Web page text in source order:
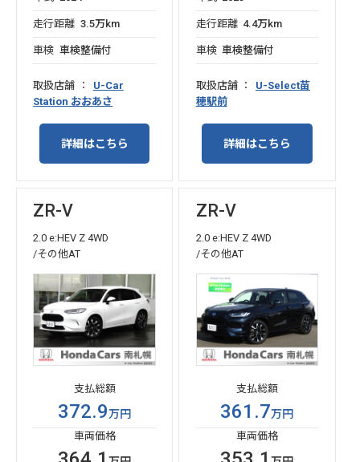
走行距離 3.5万km
車検 車検整備付
取扱店舗
U-Car
Station おおあさ
詳細はこちら
走行距離 4.4万km
車検 車検整備付
取扱店舗
U-Select苗
穂駅前
詳細はこちら
ZR-V
2.0 e:HEV Z 4WD
/その他AT
支払総額
372.9万円
車両価格
ZR-V
2.0 e:HEV Z 4WD
/その他AT
支払総額
361.7万円
車両価格